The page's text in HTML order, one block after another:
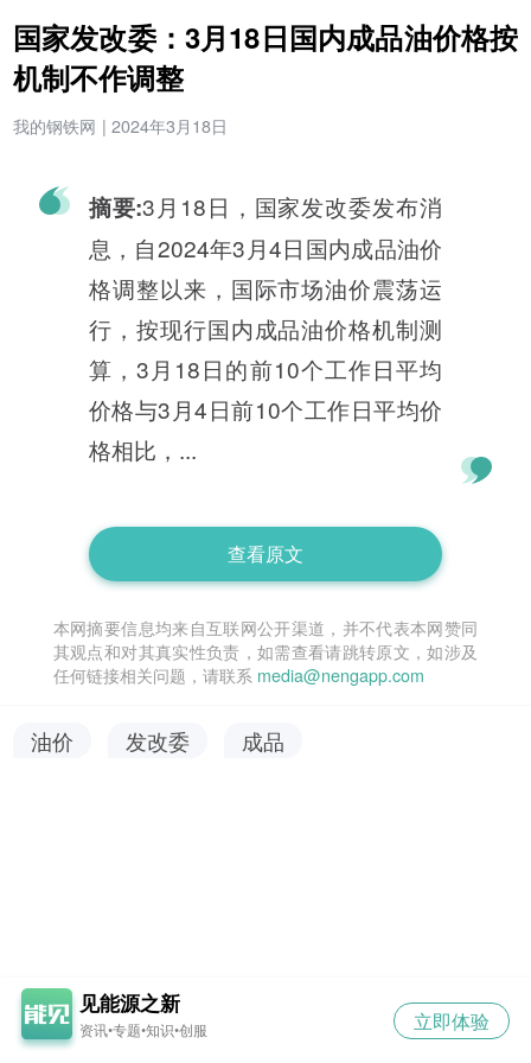
国家发改委：3月18日国内成品油价格按
机制不作调整
我的钢铁网 | 2024年3月18日
摘要:3月18日，国家发改委发布消
息，自2024年3月4日国内成品油价
格调整以来，国际市场油价震荡运
行，按现行国内成品油价格机制测
算，3月18日的前10个工作日平均
价格与3月4日前10个工作日平均价
格相比，...
查看原文
本网摘要信息均来自互联网公开渠道，并不代表本网赞同
其观点和对其真实性负责，如需查看请跳转原文，如涉及
任何链接相关问题，请联系 media@nengapp.com
油价 发改委 成品
见能源之新
资讯•专题•知识•创服 立即体验